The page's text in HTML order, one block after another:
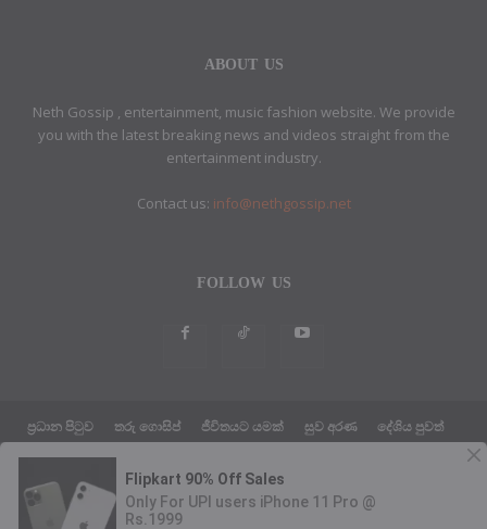
ABOUT US
Neth Gossip , entertainment, music fashion website. We provide
you with the latest breaking news and videos straight from the
entertainment industry.
Contact us: info@nethgossip.net
FOLLOW US
ප්‍රධාන පිටුව තරු ගොසිප් ජීවිතයට යමක් සුව අරණ
දේශිය පුවත්
ABOUT US
ETHICS POLICY
© Neth Gossip News Theme by Design Host Master Web LLC